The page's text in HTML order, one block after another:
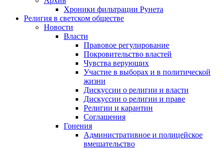
Хроники фильтрации Рунета
Религия в светском обществе
Новости
Власти
Правовое регулирование
Покровительство властей
Чувства верующих
Участие в выборах и в политической
жизни
Дискуссии о религии и власти
Дискуссии о религии и праве
Религии и карантин
Соглашения
Гонения
Административное и полицейское
вмешательство